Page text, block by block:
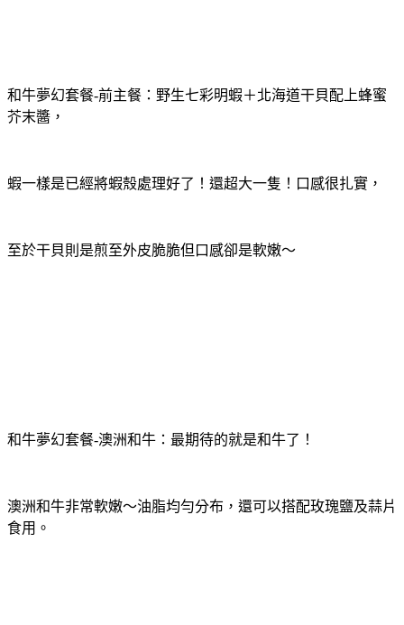
和牛夢幻套餐-前主餐：野生七彩明蝦＋北海道干貝配上蜂蜜
芥末醬，
蝦一樣是已經將蝦殼處理好了！還超大一隻！口感很扎實，
至於干貝則是煎至外皮脆脆但口感卻是軟嫩～
和牛夢幻套餐-澳洲和牛：最期待的就是和牛了！
澳洲和牛非常軟嫩～油脂均勻分布，還可以搭配玫瑰鹽及蒜片
食用。